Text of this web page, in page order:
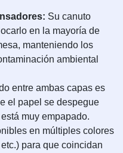
Su canuto
en la mayoría de
manteniendo los
ambiental
entre ambas capas es
el papel se despegue
muy empapado.
en múltiples colores
para que coincidan